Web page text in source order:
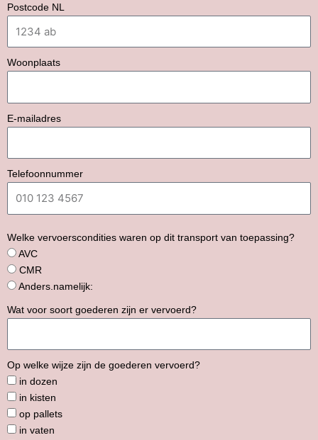
Postcode NL
Woonplaats
E-mailadres
Telefoonnummer
Welke vervoerscondities waren op dit transport van toepassing?
AVC
CMR
Anders.namelijk:
Wat voor soort goederen zijn er vervoerd?
Op welke wijze zijn de goederen vervoerd?
in dozen
in kisten
op pallets
in vaten